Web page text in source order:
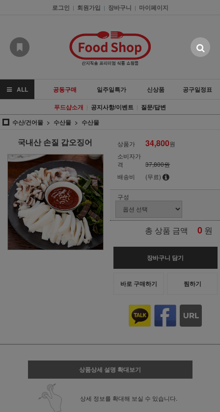
로그인 | 회원가입 | 장바구니 | 마이페이지
ALL 공동구매 일주일특가 신상품
공구일정표
푸드샵소개 | 공지사항/이벤트 | 질문/답변
수산/건어물
수산물 수산물
국내산 손질 갑오징어 상품가 34,800원
소비자가
격
37,800원
배송비
(무료)
구성
총 상품 금액 0 원
장바구니 담기
바로 구매하기 찜하기
상품상세 설명 확대보기
상세 정보를 확대해 보실 수 있습니다.